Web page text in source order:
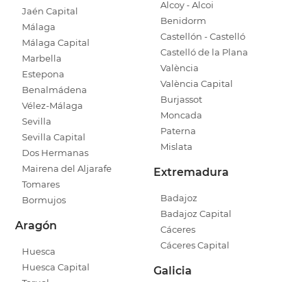
Jaén Capital
Málaga
Málaga Capital
Marbella
Estepona
Benalmádena
Vélez-Málaga
Sevilla
Sevilla Capital
Dos Hermanas
Mairena del Aljarafe
Tomares
Bormujos
Aragón
Huesca
Huesca Capital
Alcoy - Alcoi
Benidorm
Castellón - Castelló
Castelló de la Plana
València
València Capital
Burjassot
Moncada
Paterna
Mislata
Extremadura
Badajoz
Badajoz Capital
Cáceres
Cáceres Capital
Galicia